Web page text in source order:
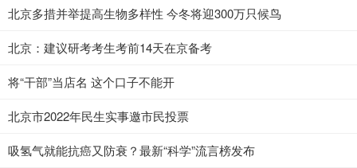
北京多措并举提高生物多样性 今冬将迎300万只候鸟
北京：建议研考考生考前14天在京备考
将“干部”当店名 这个口子不能开
北京市2022年民生实事邀市民投票
吸氢气就能抗癌又防衰？最新“科学”流言榜发布